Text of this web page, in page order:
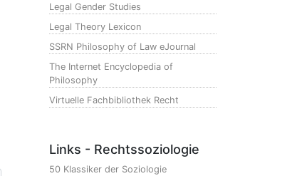
Legal Gender Studies
Legal Theory Lexicon
SSRN Philosophy of Law eJournal
The Internet Encyclopedia of
Philosophy
Virtuelle Fachbibliothek Recht
Links - Rechtssoziologie
50 Klassiker der Soziologie